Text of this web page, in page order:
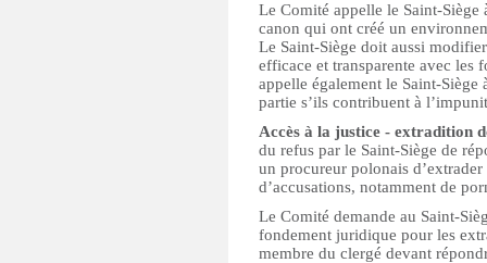
Le Comité appelle le Saint-
canon qui ont créé un
Le Saint-Siège doit aussi
efficace et transparente avec les
appelle également le Saint-Siège
partie s’ils contribuent à
Accès à la justice - extradition
du refus par le Saint-Siège de
un procureur polonais
d’accusations, notamment de
Le Comité demande au Saint-
fondement juridique pour les
membre du clergé devant